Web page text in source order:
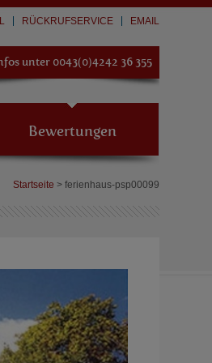
EMAIL
RÜCKRUFSERVICE
unter 0043(0)4242 36 355
Bewertungen
Startseite > ferienhaus-psp00099